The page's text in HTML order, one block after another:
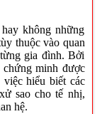
không những
thuộc vào quan
gia đình. Bởi
chứng minh được
hiểu biết các
sao cho tế nhị,
hệ.